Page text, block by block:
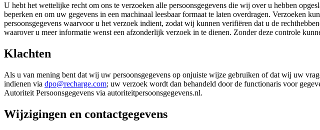
U hebt het wettelijke recht om ons te verzoeken alle persoonsgegevens die wij over u hebben
beperken en om uw gegevens in een machinaal leesbaar formaat te laten overdragen. Verzoeken
persoonsgegevens waarvoor u het verzoek indient, zodat wij kunnen verifiëren dat u de
waarover u meer informatie wenst een afzonderlijk verzoek in te dienen. Zonder deze controle
Klachten
Als u van mening bent dat wij uw persoonsgegevens op onjuiste wijze gebruiken of dat wij uw
indienen via dpo@recharge.com; uw verzoek wordt dan behandeld door de functionaris voor
Autoriteit Persoonsgegevens via autoriteitpersoonsgegevens.nl.
Wijzigingen en contactgegevens